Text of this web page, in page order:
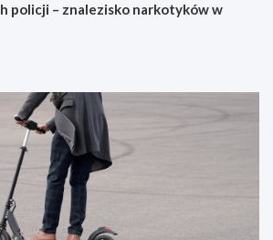
policji – znalezisko narkotyków w